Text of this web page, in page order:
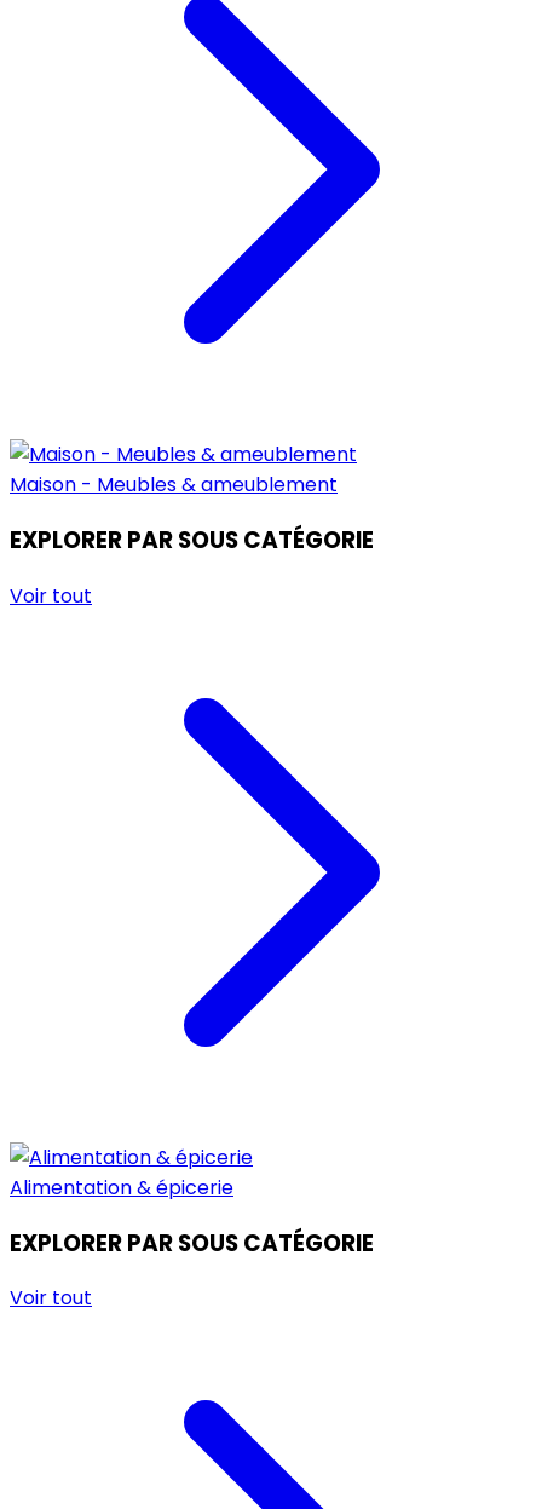
Maison - Meubles & ameublement
EXPLORER PAR SOUS CATÉGORIE
Voir tout
Alimentation & épicerie
EXPLORER PAR SOUS CATÉGORIE
Voir tout